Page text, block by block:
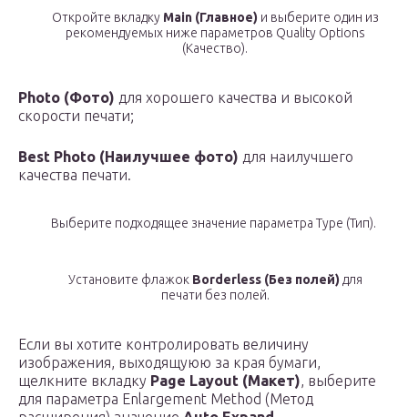
Откройте вкладку Main (Главное) и выберите один из
рекомендуемых ниже параметров Quality Options
(Качество).
Photo (Фото) для хорошего качества и высокой
скорости печати;
Best Photo (Наилучшее фото) для наилучшего
качества печати.
Выберите подходящее значение параметра Type (Тип).
Установите флажок Borderless (Без полей) для
печати без полей.
Если вы хотите контролировать величину
изображения, выходящуюю за края бумаги,
щелкните вкладку Page Layout (Макет), выберите
для параметра Enlargement Method (Метод